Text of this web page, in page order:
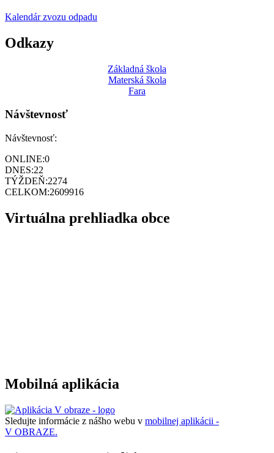
Kalendár zvozu odpadu
Odkazy
Základná škola
Materská škola
Fara
Návštevnosť
Návštevnosť:
ONLINE:0
DNES:22
TÝŽDEŇ:2274
CELKOM:2609916
Virtuálna prehliadka obce
Mobilná aplikácia
Sledujte informácie z nášho webu v mobilnej aplikácii -
V OBRAZE.